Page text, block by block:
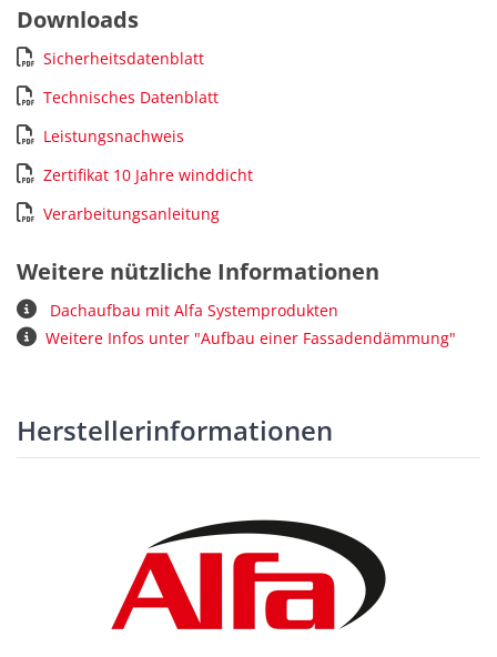
Downloads
Sicherheitsdatenblatt
Technisches Datenblatt
Leistungsnachweis
Zertifikat 10 Jahre winddicht
Verarbeitungsanleitung
Weitere nützliche Informationen
Dachaufbau mit Alfa Systemprodukten
Weitere Infos unter "Aufbau einer Fassadendämmung"
Herstellerinformationen